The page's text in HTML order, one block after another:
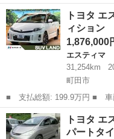
ー名： トヨタ ■ 車種名：
ス プレミアムエディショ
ラ ＡＬＰ...
東京 昭島市 エステ
トヨタ
ィション
1,876,000
エスティマ
31,254km
町田市
■ 支払総額: 199.9万円 ■ 車両本体価格： 1,876,000 円 ■ メーカ
ー名： トヨタ ■ 車種名：
ス プレミアムエディショ
メラ 両...
東京 町田市 エスティ
トヨタ
パートタ